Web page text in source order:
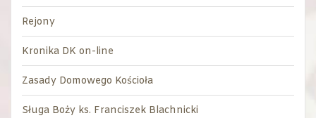
Rejony
Kronika DK on-line
Zasady Domowego Kościoła
Sługa Boży ks. Franciszek Blachnicki